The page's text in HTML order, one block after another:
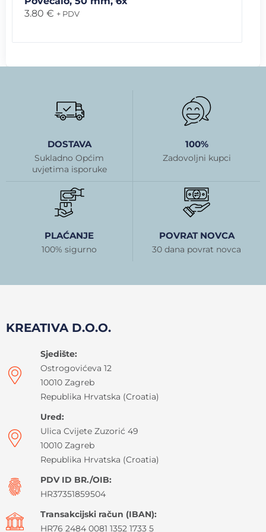
3.80 € + PDV
DOSTAVA
Sukladno Općim
uvjetima isporuke
100%
Zadovoljni kupci
PLAĆANJE
100% sigurno
POVRAT NOVCA
30 dana povrat novca
KREATIVA D.O.O.
Sjedište:
Ostrogovićeva 12
10010 Zagreb
Republika Hrvatska (Croatia)
Ured:
Ulica Cvijete Zuzorić 49
10010 Zagreb
Republika Hrvatska (Croatia)
PDV ID BR./OIB:
HR37351859504
Transakcijski račun (IBAN):
HR76 2484 0081 1352 1733 5